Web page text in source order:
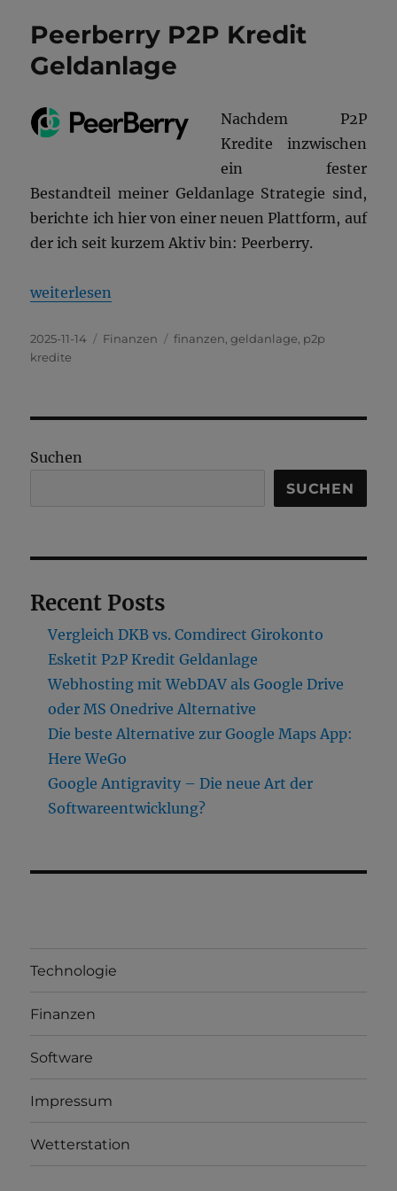
Peerberry P2P Kredit
Geldanlage
Nachdem P2P
Kredite inzwischen
ein fester
Bestandteil meiner Geldanlage Strategie sind,
berichte ich hier von einer neuen Plattform, auf
der ich seit kurzem Aktiv bin: Peerberry.
„Peerberry P2P Kredit Geldanlage“
weiterlesen
Veröffentlicht
am
2025-11-14 Kategorien
Finanzen Schlagwörter
finanzen,geldanlage, p2p
kredite
Suchen
SUCHEN
Recent Posts
Vergleich DKB vs. Comdirect Girokonto
Esketit P2P Kredit Geldanlage
Webhosting mit WebDAV als Google Drive
oder MS Onedrive Alternative
Die beste Alternative zur Google Maps App:
Here WeGo
Google Antigravity – Die neue Art der
Softwareentwicklung?
Technologie
Finanzen
Software
Impressum
Wetterstation